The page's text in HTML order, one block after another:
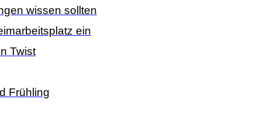
wissen sollten
ein
Twist
Frühling